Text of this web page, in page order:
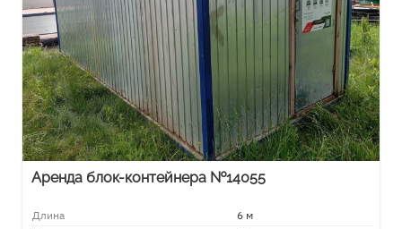
Аренда блок-контейнера №14055
Длина
6 м